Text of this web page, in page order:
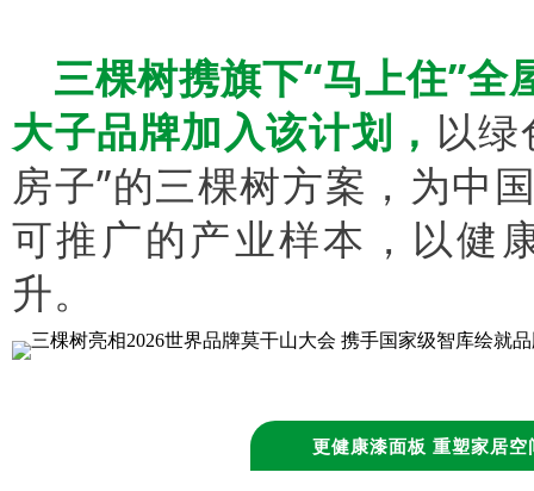
三棵树携旗下“马上住”全
大子品牌加入该计划， 以
房子”的三棵树方案，为中
可推广的产业样本，以健
升。
更健康漆面板 重塑家居空